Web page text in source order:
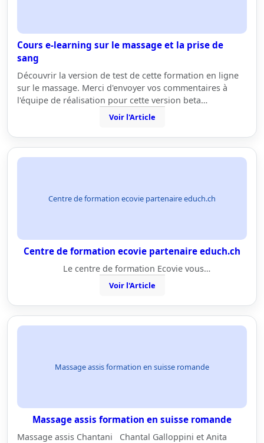
Cours e-learning sur le massage et la prise de
sang
Découvrir la version de test de cette formation en ligne
sur le massage. Merci d'envoyer vos commentaires à
l'équipe de réalisation pour cette version beta…
Voir l'Article
Centre de formation ecovie partenaire educh.ch
Centre de formation ecovie partenaire educh.ch
Le centre de formation Ecovie vous…
Voir l'Article
Massage assis formation en suisse romande
Massage assis formation en suisse romande
Massage assis Chantani Chantal Galloppini et Anita